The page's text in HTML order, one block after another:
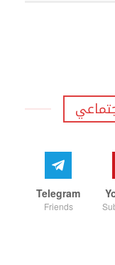
Telegram
Friends